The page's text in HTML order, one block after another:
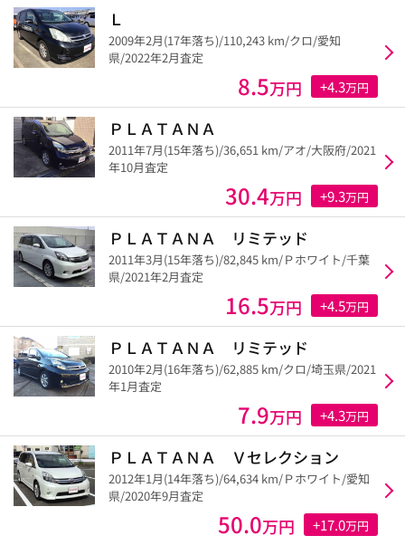
Ｌ
2009年2月(17年落ち)/110,243 km/クロ/愛知
県/2022年2月査定
8.5万円 +4.3万円
ＰＬＡＴＡＮＡ
2011年7月(15年落ち)/36,651 km/アオ/大阪府/2021
年10月査定
30.4万円 +9.3万円
ＰＬＡＴＡＮＡ リミテッド
2011年3月(15年落ち)/82,845 km/Ｐホワイト/千葉
県/2021年2月査定
16.5万円 +4.5万円
ＰＬＡＴＡＮＡ リミテッド
2010年2月(16年落ち)/62,885 km/クロ/埼玉県/2021
年1月査定
7.9万円 +4.3万円
ＰＬＡＴＡＮＡ Ｖセレクション
2012年1月(14年落ち)/64,634 km/Ｐホワイト/愛知
県/2020年9月査定
50.0万円 +17.0万円